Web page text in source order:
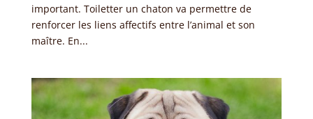
important. Toiletter un chaton va permettre de
renforcer les liens affectifs entre l’animal et son
maître. En...